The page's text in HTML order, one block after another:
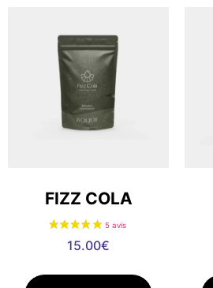
FIZZ COLA
15.00€